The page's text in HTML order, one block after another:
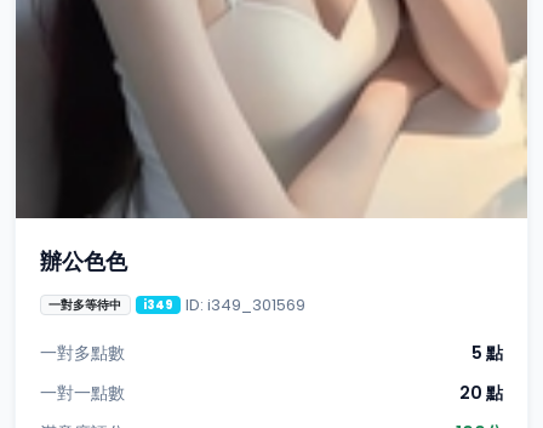
辦公色色
一對多等待中 i349 ID: i349_301569
一對多點數
5 點
一對一點數
20 點